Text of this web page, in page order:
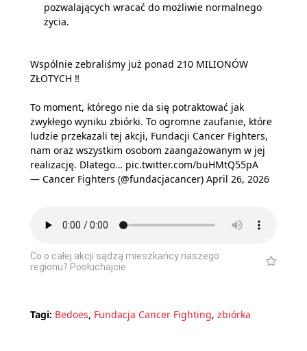
pozwalających wracać do możliwie normalnego
życia.
Wspólnie zebraliśmy już ponad 210 MILIONÓW
ZŁOTYCH ‼️
To moment, którego nie da się potraktować jak
zwykłego wyniku zbiórki. To ogromne zaufanie, które
ludzie przekazali tej akcji, Fundacji Cancer Fighters,
nam oraz wszystkim osobom zaangażowanym w jej
realizację. Dlatego… pic.twitter.com/buHMtQ55pA
— Cancer Fighters (@fundacjacancer) April 26, 2026
Co o całej akcji sądzą mieszkańcy naszego
regionu? Posłuchajcie
Tagi: Bedoes, Fundacja Cancer Fighting, zbiórka